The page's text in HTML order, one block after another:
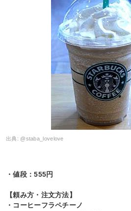
出典: @staba_lovelove
・値段：555円
【頼み方・注文方法】
・コーヒーフラペチーノ